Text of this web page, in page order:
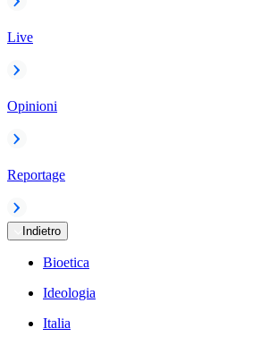
Live
Opinioni
Reportage
Indietro
Bioetica
Ideologia
Italia